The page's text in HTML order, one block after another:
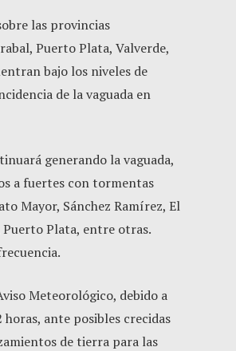
las provincias
Puerto Plata, Valverde,
bajo los niveles de
de la vaguada en
generando la vaguada,
a fuertes con tormentas
Mayor, Sánchez Ramírez, El
Puerto Plata, entre otras.
Meteorológico, debido a
ante posibles crecidas
de tierra para las